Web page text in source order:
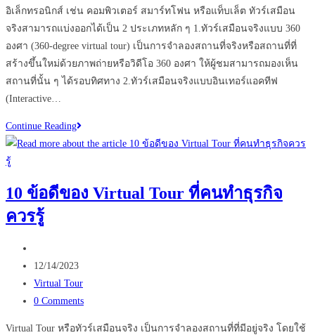
อิเล็กทรอนิกส์ เช่น คอมพิวเตอร์ สมาร์ทโฟน หรือแท็บเล็ต ทัวร์เสมือน
จริงสามารถแบ่งออกได้เป็น 2 ประเภทหลัก ๆ 1.ทัวร์เสมือนจริงแบบ 360
องศา (360-degree virtual tour) เป็นการจำลองสถานที่จริงหรือสถานที่ที่
สร้างขึ้นใหม่ด้วยภาพถ่ายหรือวิดีโอ 360 องศา ให้ผู้ชมสามารถมองเห็น
สถานที่นั้น ๆ ได้รอบทิศทาง 2.ทัวร์เสมือนจริงแบบอินเทอร์แอคทีฟ
(Interactive…
Continue Readingเหตุผล
ที่
Virtual
น่า
สนใจ
ให้
10 ข้อดีของ Virtual Tour ที่คนทำธุรกิจ
ควรรู้
author:
Post
published:
12/14/2023
Post
category:
Virtual Tour
Post
0 Comments
Virtual Tour หรือทัวร์เสมือนจริง เป็นการจำลองสถานที่ที่มีอยู่จริง โดยใช้